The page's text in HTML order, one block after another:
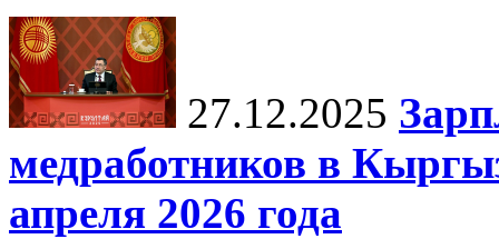
27.12.2025
медработников в
апреля 2026 года